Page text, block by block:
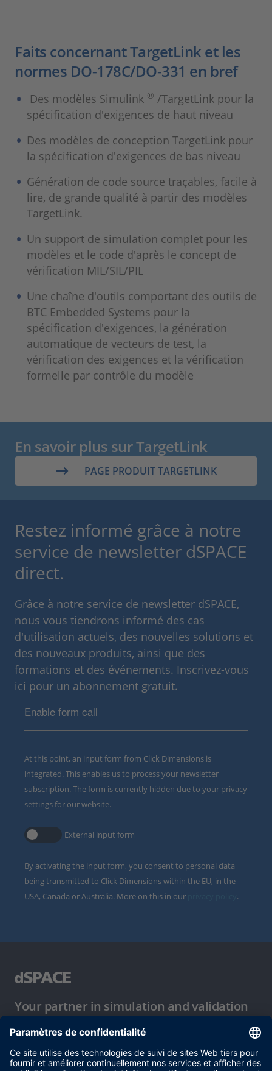
Faits concernant TargetLink et les
normes DO-178C/DO-331 en bref
Des modèles Simulink ® /TargetLink pour la
spécification d'exigences de haut niveau
Des modèles de conception TargetLink pour
la spécification d'exigences de bas niveau
Génération de code source traçables, facile à
lire, de grande qualité à partir des modèles
TargetLink.
Un support de simulation complet pour les
modèles et le code d'après le concept de
vérification MIL/SIL/PIL
Une chaîne d'outils comportant des outils de
BTC Embedded Systems pour la
spécification d'exigences, la génération
automatique de vecteurs de test, la
vérification des exigences et la vérification
formelle par contrôle du modèle
En savoir plus sur TargetLink
PAGE PRODUIT TARGETLINK
Restez informé grâce à notre
service de newsletter dSPACE
direct.
Grâce à notre service de newsletter dSPACE,
nous vous tiendrons informé des cas
d'utilisation actuels, des nouvelles solutions et
des nouveaux produits, ainsi que des
formations et des événements. Inscrivez-vous
ici pour un abonnement gratuit.
Enable form call
At this point, an input form from Click Dimensions is
integrated. This enables us to process your newsletter
subscription. The form is currently hidden due to your privacy
settings for our website.
External input form
By activating the input form, you consent to personal data
being transmitted to Click Dimensions within the EU, in the
USA, Canada or Australia. More on this in our
.
Your partner in simulation and validation
Conditions d´utilisation